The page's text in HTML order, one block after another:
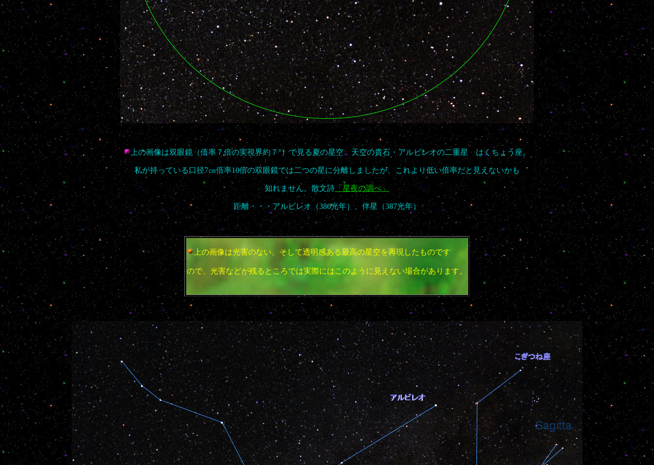
上の画像は双眼鏡（倍率７倍の実視界約７°）で見る夏の星空 天空の貴石・アルビレオの二重星 はくちょう座。
私が持っている口径7㎝倍率10倍の双眼鏡では二つの星に分離しましたが、これより低い倍率だと見えないかも
知れません。散文詩 「星夜の調べ」
距離・・・アルビレオ（386光年）、伴星（387光年）
上の画像は光害のない、そして透明感ある最高の星空を再現したものです
ので、光害などが残るところでは実際にはこのように見えない場合があります。